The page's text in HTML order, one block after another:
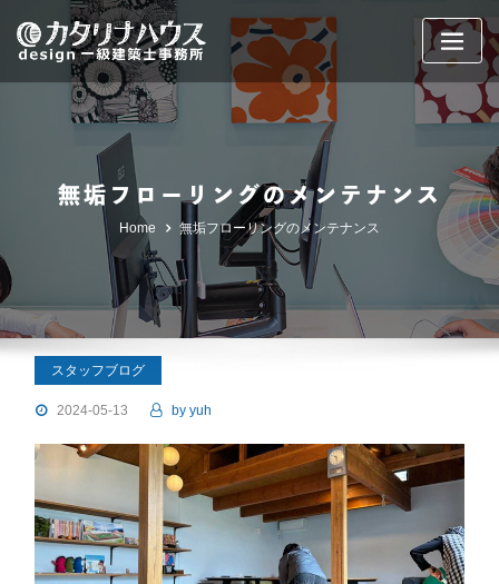
content
無垢フローリングのメンテナンス
Home 無垢フローリングのメンテナンス
スタッフブログ
2024-05-13 by yuh